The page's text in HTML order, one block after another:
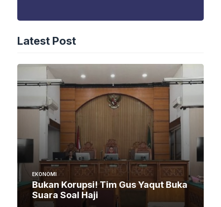
Latest Post
EKONOMI
Bukan Korupsi! Tim Gus Yaqut Buka
Suara Soal Haji